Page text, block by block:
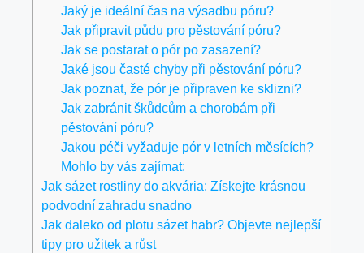
Jaký je ideální čas na výsadbu póru?
Jak připravit půdu pro pěstování póru?
Jak se postarat o pór po zasazení?
Jaké jsou časté chyby při pěstování póru?
Jak poznat, že pór je připraven ke sklizni?
Jak zabránit škůdcům a chorobám při
pěstování póru?
Jakou péči vyžaduje pór v letních měsících?
Mohlo by vás zajímat:
Jak sázet rostliny do akvária: Získejte krásnou
podvodní zahradu snadno
Jak daleko od plotu sázet habr? Objevte nejlepší
tipy pro užitek a růst